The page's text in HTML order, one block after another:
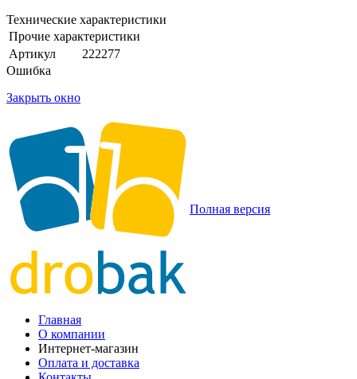
Технические характеристики
Прочие характеристики
Артикул
222277
Ошибка
Закрыть окно
Полная версия
Главная
О компании
Интернет-магазин
Оплата и доставка